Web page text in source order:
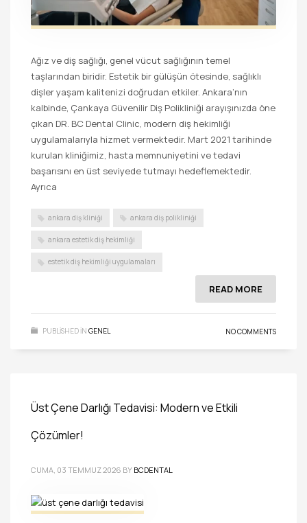
Ağız ve diş sağlığı, genel vücut sağlığının temel
taşlarından biridir. Estetik bir gülüşün ötesinde, sağlıklı
dişler yaşam kalitenizi doğrudan etkiler. Ankara’nın
kalbinde, Çankaya Güvenilir Diş Polikliniği arayışınızda öne
çıkan DR. BC Dental Clinic, modern diş hekimliği
uygulamalarıyla hizmet vermektedir. Mart 2021 tarihinde
kurulan kliniğimiz, hasta memnuniyetini ve tedavi
başarısını en üst seviyede tutmayı hedeflemektedir.
Ayrıca
ankara diş kliniği ankara diş polikliniği
ankara estetik diş hekimliği
estetik diş hekimliği uygulamaları
READ MORE
PUBLISHED IN GENEL NO COMMENTS
Üst Çene Darlığı Tedavisi: Modern ve Etkili
Çözümler!
CUMA, 03 TEMMUZ 2026 BY BCDENTAL